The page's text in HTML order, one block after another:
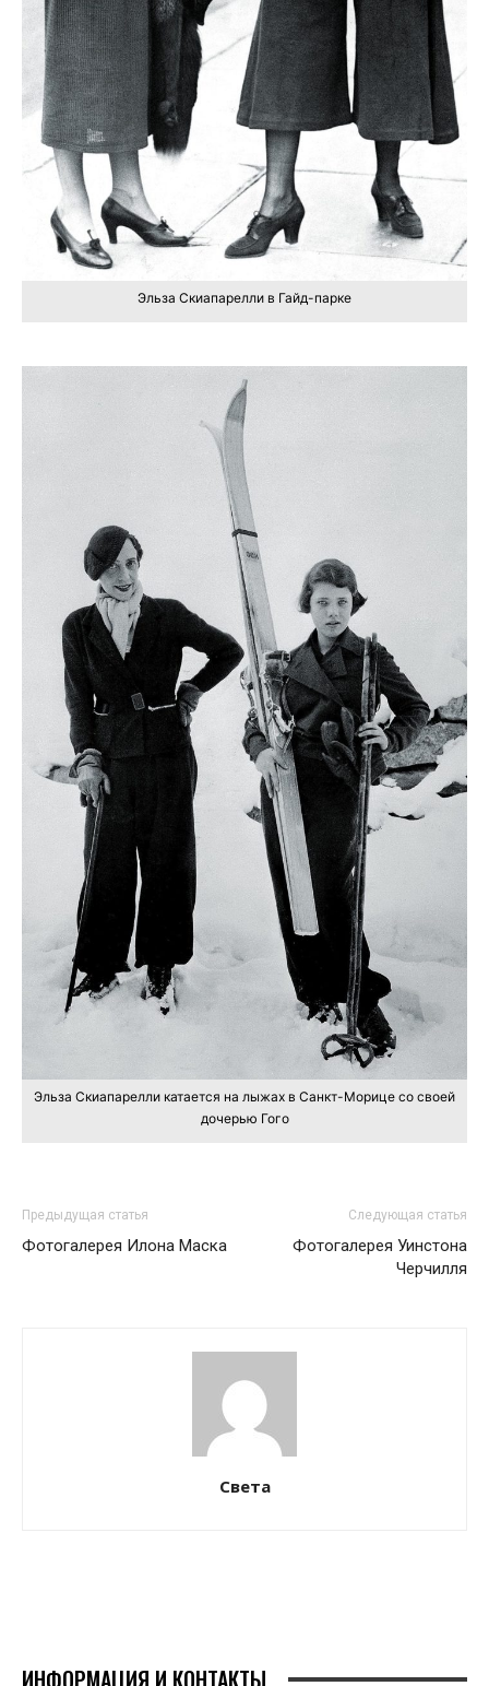
Эльза Скиапарелли в Гайд-парке
Эльза Скиапарелли катается на лыжах в Санкт-Морице со своей
дочерью Гого
Предыдущая статья
Фотогалерея Илона Маска
Следующая статья
Фотогалерея Уинстона
Черчилля
Света
ИНФОРМАЦИЯ И КОНТАКТЫ